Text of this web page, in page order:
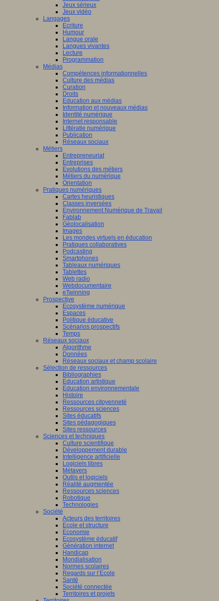
Jeux sérieux
Jeux vidéo
Langages
Ecriture
Humour
Langue orale
Langues vivantes
Lecture
Programmation
Médias
Compétences informationnelles
Culture des médias
Curation
Droits
Education aux médias
Information et nouveaux médias
Identité numérique
Internet responsable
Littératie numérique
Publication
Réseaux sociaux
Métiers
Entrepreneuriat
Entreprises
Evolutions des métiers
Métiers du numérique
Orientation
Pratiques numériques
Cartes heuristiques
Classes inversées
Environnement Numérique de Travail
Fablab
Géolocalisation
Images
Les mondes virtuels en éducation
Pratiques collaboratives
Podcasting
Smartphones
Tableaux numériques
Tablettes
Web radio
Webdocumentaire
eTwinning
Prospective
Ecosystème numérique
Espaces
Politique éducative
Scénarios prospectifs
Temps
Réseaux sociaux
Algorithme
Données
Réseaux sociaux et champ scolaire
Sélection de ressources
Bibliographies
Education artistique
Education environnementale
Histoire
Ressources citoyenneté
Ressources sciences
Sites éducatifs
Sites pédagogiques
Sites ressources
Sciences et techniques
Culture scientifique
Développement durable
Intelligence artificielle
Logiciels libres
Métavers
Outils et logiciels
Réalité augmentée
Ressources sciences
Robotique
Technologies
Société
Acteurs des territoires
Ecole et structure
Economie
Ecosystème éducatif
Génération internet
Handicap
Mondialisation
Normes scolaires
Regards sur l’Ecole
Santé
Société connectée
Territoires et projets